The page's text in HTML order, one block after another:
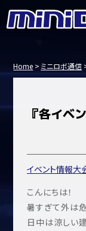
Home ミニロボ通信
『各イベ
イベント情報大
こんにちは！
暑すぎて外は
日中は涼しい